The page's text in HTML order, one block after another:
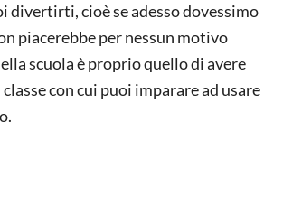
divertirti, cioè se adesso dovessimo
piacerebbe per nessun motivo
scuola è proprio quello di avere
con cui puoi imparare ad usare